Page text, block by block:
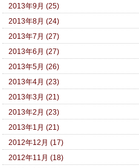
2013年9月 (25)
2013年8月 (24)
2013年7月 (27)
2013年6月 (27)
2013年5月 (26)
2013年4月 (23)
2013年3月 (21)
2013年2月 (23)
2013年1月 (21)
2012年12月 (17)
2012年11月 (18)